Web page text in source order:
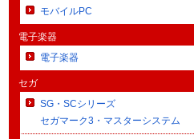
モバイルPC
電子楽器
電子楽器
セガ
SG・SCシリーズ
セガマーク3・マスターシステム